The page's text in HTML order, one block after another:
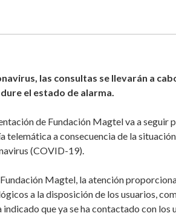
las consultas se llevarán a
el estado de alarma.
de Fundación Magtel va a
telemática a consecuencia de la
(COVID-19).
Magtel, la atención
a la disposición de los usuarios,
indicado que ya se ha contactado con